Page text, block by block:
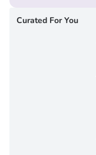
Curated For You